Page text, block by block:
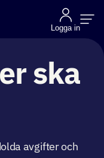
Logga in
ska
avgifter och